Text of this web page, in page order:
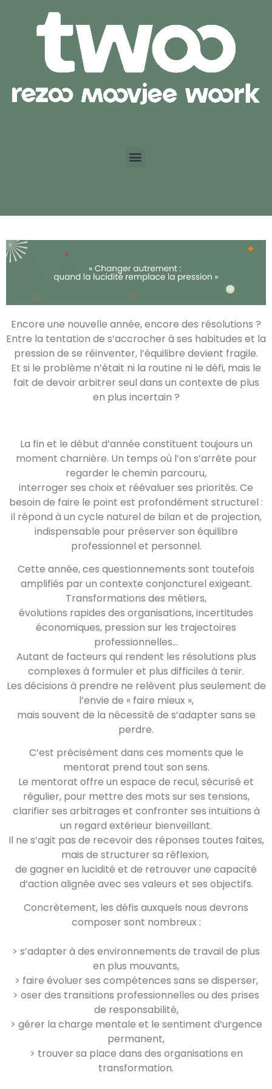
Encore une nouvelle année, encore des résolutions ?
Entre la tentation de s’accrocher à ses habitudes et la
pression de se réinventer, l’équilibre devient fragile.
Et si le problème n’était ni la routine ni le défi, mais le
fait de devoir arbitrer seul dans un contexte de plus
en plus incertain ?
La fin et le début d’année constituent toujours un
moment charnière. Un temps où l’on s’arrête pour
regarder le chemin parcouru,
interroger ses choix et réévaluer ses priorités. Ce
besoin de faire le point est profondément structurel :
il répond à un cycle naturel de bilan et de projection,
indispensable pour préserver son équilibre
professionnel et personnel.
Cette année, ces questionnements sont toutefois
amplifiés par un contexte conjoncturel exigeant.
Transformations des métiers,
évolutions rapides des organisations, incertitudes
économiques, pression sur les trajectoires
professionnelles…
Autant de facteurs qui rendent les résolutions plus
complexes à formuler et plus difficiles à tenir.
Les décisions à prendre ne relèvent plus seulement de
l’envie de « faire mieux »,
mais souvent de la nécessité de s’adapter sans se
perdre.
C’est précisément dans ces moments que le
mentorat prend tout son sens.
Le mentorat offre un espace de recul, sécurisé et
régulier, pour mettre des mots sur ses tensions,
clarifier ses arbitrages et confronter ses intuitions à
un regard extérieur bienveillant.
Il ne s’agit pas de recevoir des réponses toutes faites,
mais de structurer sa réflexion,
de gagner en lucidité et de retrouver une capacité
d’action alignée avec ses valeurs et ses objectifs.
Concrètement, les défis auxquels nous devrons
composer sont nombreux :
> s’adapter à des environnements de travail de plus
en plus mouvants,
> faire évoluer ses compétences sans se disperser,
> oser des transitions professionnelles ou des prises
de responsabilité,
> gérer la charge mentale et le sentiment d’urgence
permanent,
> trouver sa place dans des organisations en
transformation.